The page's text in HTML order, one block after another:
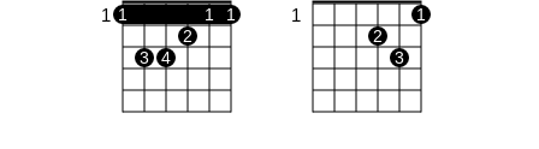
1 1 1
1
2
3
4
1
1
2
3